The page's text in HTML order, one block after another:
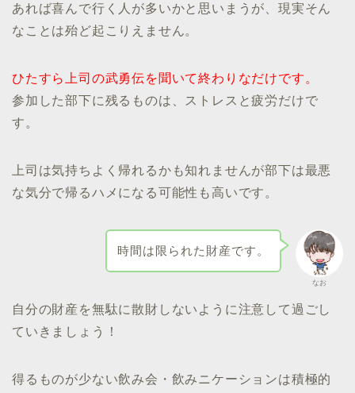
あれば喜んで行く人が多いかと思いまうが、現実そん
なことは殆ど起こりえません。
ひたすら上司の武勇伝を聞いて終わりなだけです。
参加した部下に残るものは、ストレスと疲労だけで
す。
上司は気持ちよく帰れるかも知れませんが部下は最悪
な気分で帰るハメになる可能性も高いです。
なお
時間は限られた財産です。
自分の財産を無駄に散財しないように注意して過ごし
ていきましょう！
得るものが少ない飲み会・飲みニケーションは積極的